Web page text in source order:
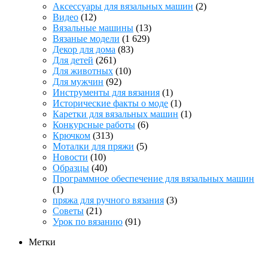
Аксессуары для вязальных машин (2)
Видео (12)
Вязальные машины (13)
Вязаные модели (1 629)
Декор для дома (83)
Для детей (261)
Для животных (10)
Для мужчин (92)
Инструменты для вязания (1)
Исторические факты о моде (1)
Каретки для вязальных машин (1)
Конкурсные работы (6)
Крючком (313)
Моталки для пряжи (5)
Новости (10)
Образцы (40)
Программное обеспечение для вязальных машин
(1)
пряжа для ручного вязания (3)
Советы (21)
Урок по вязанию (91)
Метки